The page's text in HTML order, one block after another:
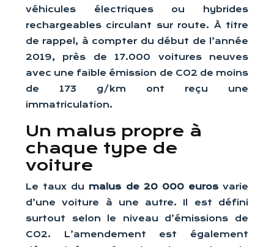
véhicules électriques ou hybrides
rechargeables circulant sur route. À titre
de rappel, à compter du début de l’année
2019, près de 17.000 voitures neuves
avec une faible émission de CO2 de moins
de 173 g/km ont reçu une
immatriculation.
Un malus propre à
chaque type de
voiture
Le taux du malus de 20 000 euros varie
d’une voiture à une autre. Il est défini
surtout selon le niveau d’émissions de
CO2. L’amendement est également